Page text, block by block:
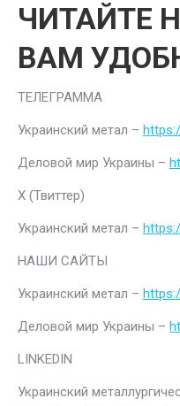
ЧИТАЙТЕ
ВАМ
ТЕЛЕГРАММА
Украинский метал –
Деловой мир Украины –
Х (Твиттер)
Украинский метал –
НАШИ САЙТЫ
Украинский метал –
Деловой мир Украины –
LINKEDIN
Украинский